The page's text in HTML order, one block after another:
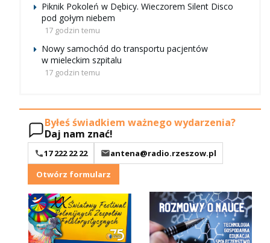
Piknik Pokoleń w Dębicy. Wieczorem Silent Disco
pod gołym niebem
17 godzin temu
Nowy samochód do transportu pacjentów
w mieleckim szpitalu
17 godzin temu
Byłeś świadkiem ważnego wydarzenia?
Daj nam znać!
17 222 22 22
antena@radio.rzeszow.pl
Otwórz formularz